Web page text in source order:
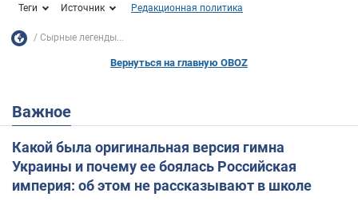
Теги Источник Редакционная политика
Сырные легенды...
Вернуться на главную OBOZ
Важное
Какой была оригинальная версия гимна
Украины и почему ее боялась Российская
империя: об этом не рассказывают в школе